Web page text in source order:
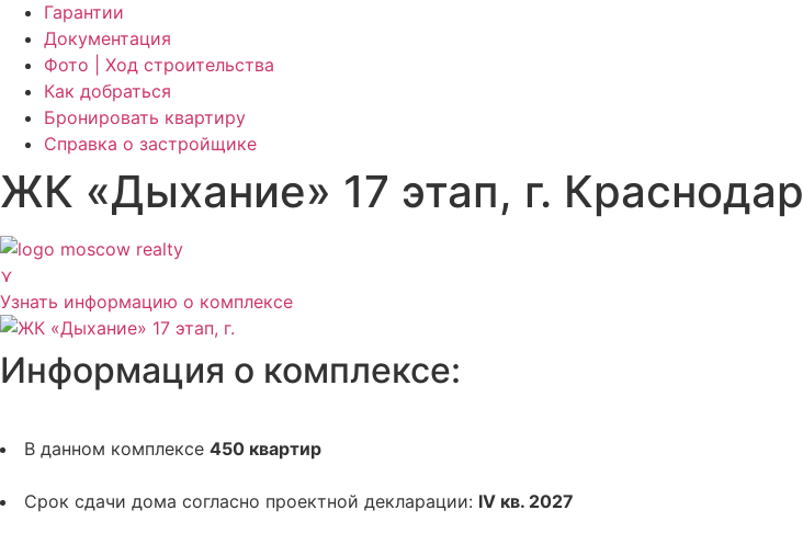
Гарантии
Документация
Фото | Ход строительства
Как добраться
Бронировать квартиру
Справка о застройщике
ЖК «Дыхание» 17 этап, г. Краснодар
⋎
Узнать информацию о комплексе
Информация о комплексе:
В данном комплексе 450 квартир
Срок сдачи дома согласно проектной декларации: IV кв. 2027